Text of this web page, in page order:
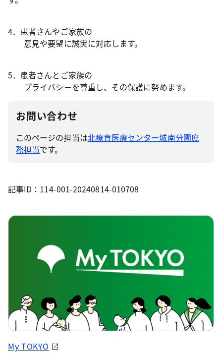
4．患者さんやご家族の
意見や要望に誠実に対応します。
5．患者さんとご家族の
プライバシ－を尊重し、その保護に努めます。
お問い合わせ
このページの担当は北療育医療センター城南分園庶
務担当です。
記事ID：114-001-20240814-010708
My TOKYO